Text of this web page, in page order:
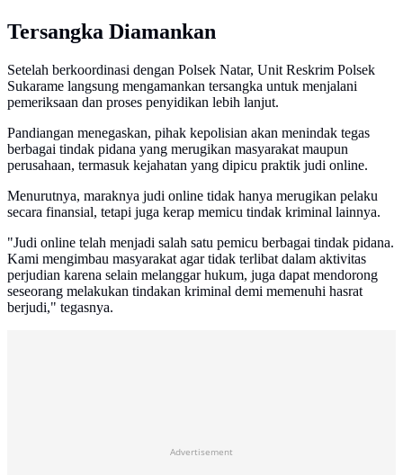
Tersangka Diamankan
Setelah berkoordinasi dengan Polsek Natar, Unit Reskrim Polsek
Sukarame langsung mengamankan tersangka untuk menjalani
pemeriksaan dan proses penyidikan lebih lanjut.
Pandiangan menegaskan, pihak kepolisian akan menindak tegas
berbagai tindak pidana yang merugikan masyarakat maupun
perusahaan, termasuk kejahatan yang dipicu praktik judi online.
Menurutnya, maraknya judi online tidak hanya merugikan pelaku
secara finansial, tetapi juga kerap memicu tindak kriminal lainnya.
"Judi online telah menjadi salah satu pemicu berbagai tindak pidana.
Kami mengimbau masyarakat agar tidak terlibat dalam aktivitas
perjudian karena selain melanggar hukum, juga dapat mendorong
seseorang melakukan tindakan kriminal demi memenuhi hasrat
berjudi," tegasnya.
Advertisement